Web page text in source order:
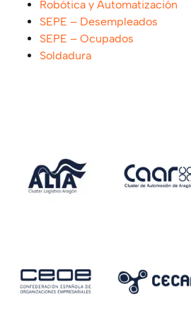
Robótica y Automatización
SEPE – Desempleados
SEPE – Ocupados
Soldadura